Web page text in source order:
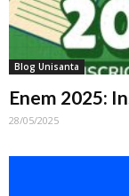
Blog Unisanta
Enem 2025:
28/05/2025